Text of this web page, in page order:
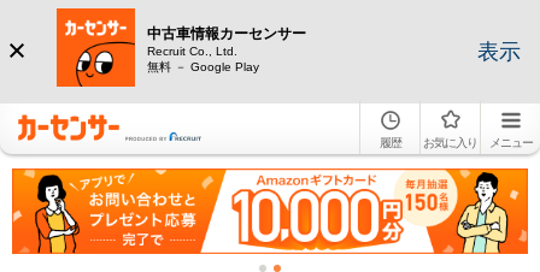
中古車情報カーセンサー
Recruit Co., Ltd.
無料 － Google Play
表示
履歴 お気に入り メニュー